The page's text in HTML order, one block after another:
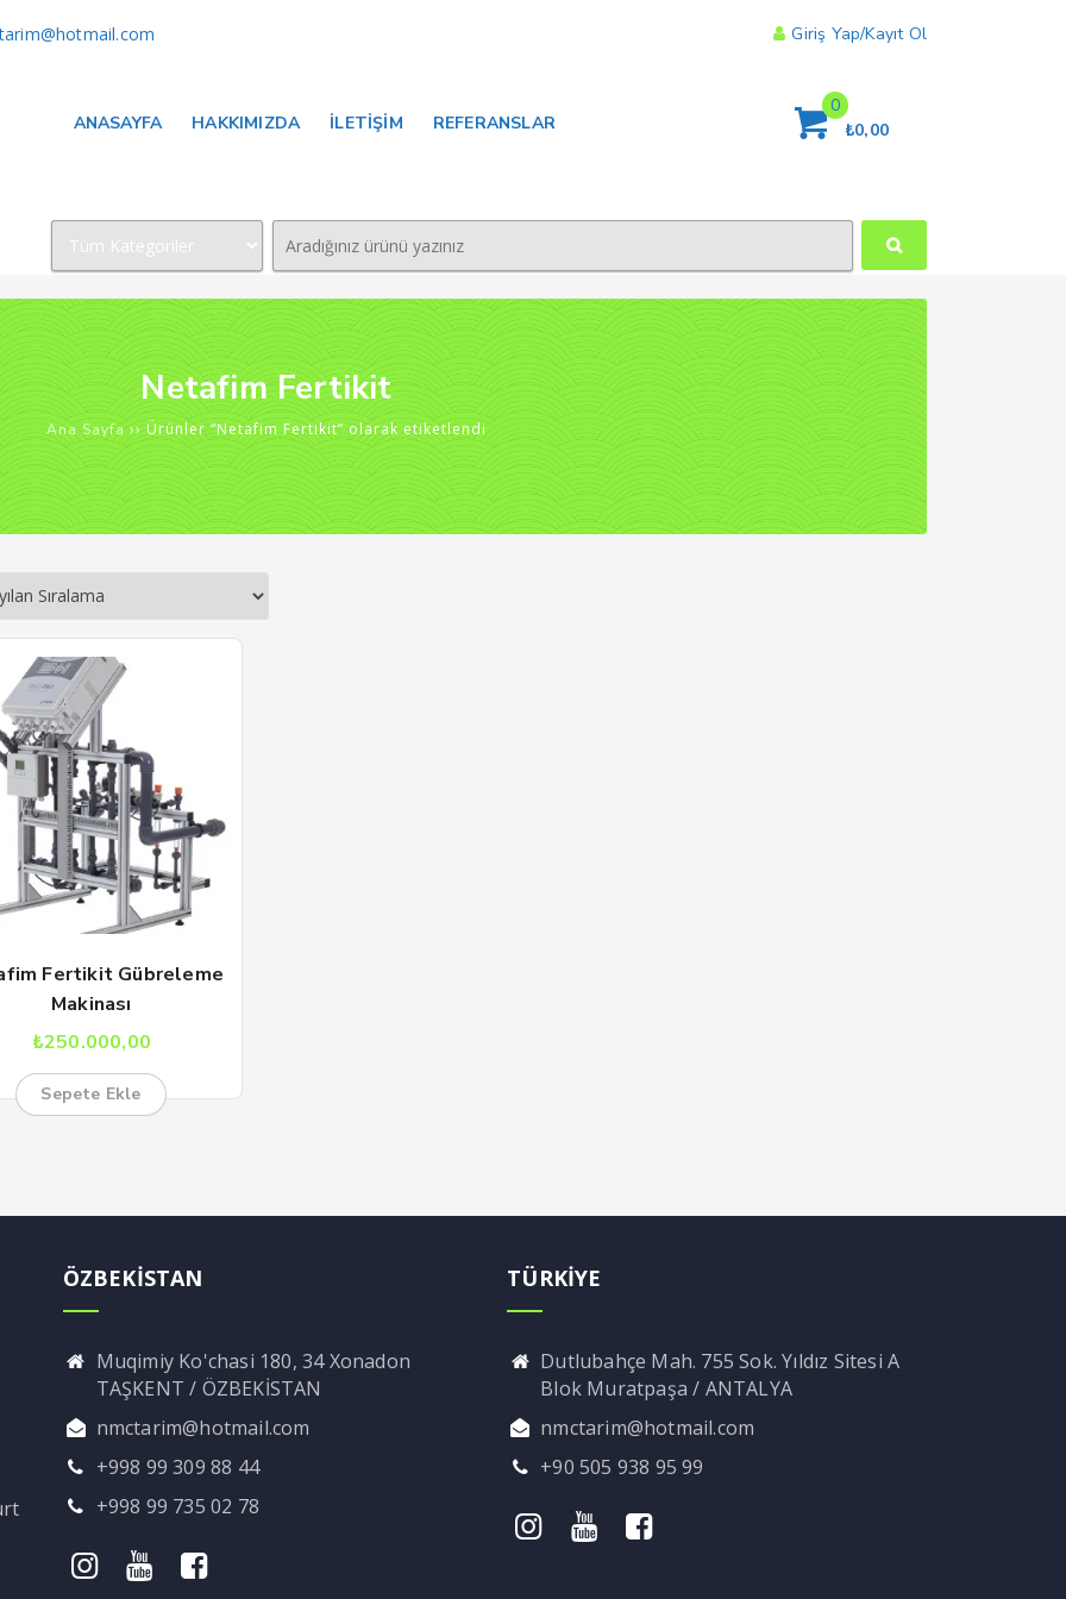
Giriş Yap/Kayıt Ol
ANASAYFA HAKKIMIZDA İLETIŞIM REFERANSLAR
0
₺0,00
Netafim Fertikit
Ana Sayfa ›› Ürünler “Netafim Fertikit” olarak etiketlendi
Fertikit Gübreleme
Makinası
₺250.000,00
Sepete Ekle
ÖZBEKİSTAN
Muqimiy Ko'chasi 180, 34 Xonadon
TAŞKENT / ÖZBEKİSTAN
nmctarim@hotmail.com
+998 99 309 88 44
+998 99 735 02 78
TÜRKİYE
Dutlubahçe Mah. 755 Sok. Yıldız Sitesi A
Blok Muratpaşa / ANTALYA
nmctarim@hotmail.com
+90 505 938 95 99